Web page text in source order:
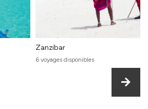
Zanzibar
6 voyages disponibles